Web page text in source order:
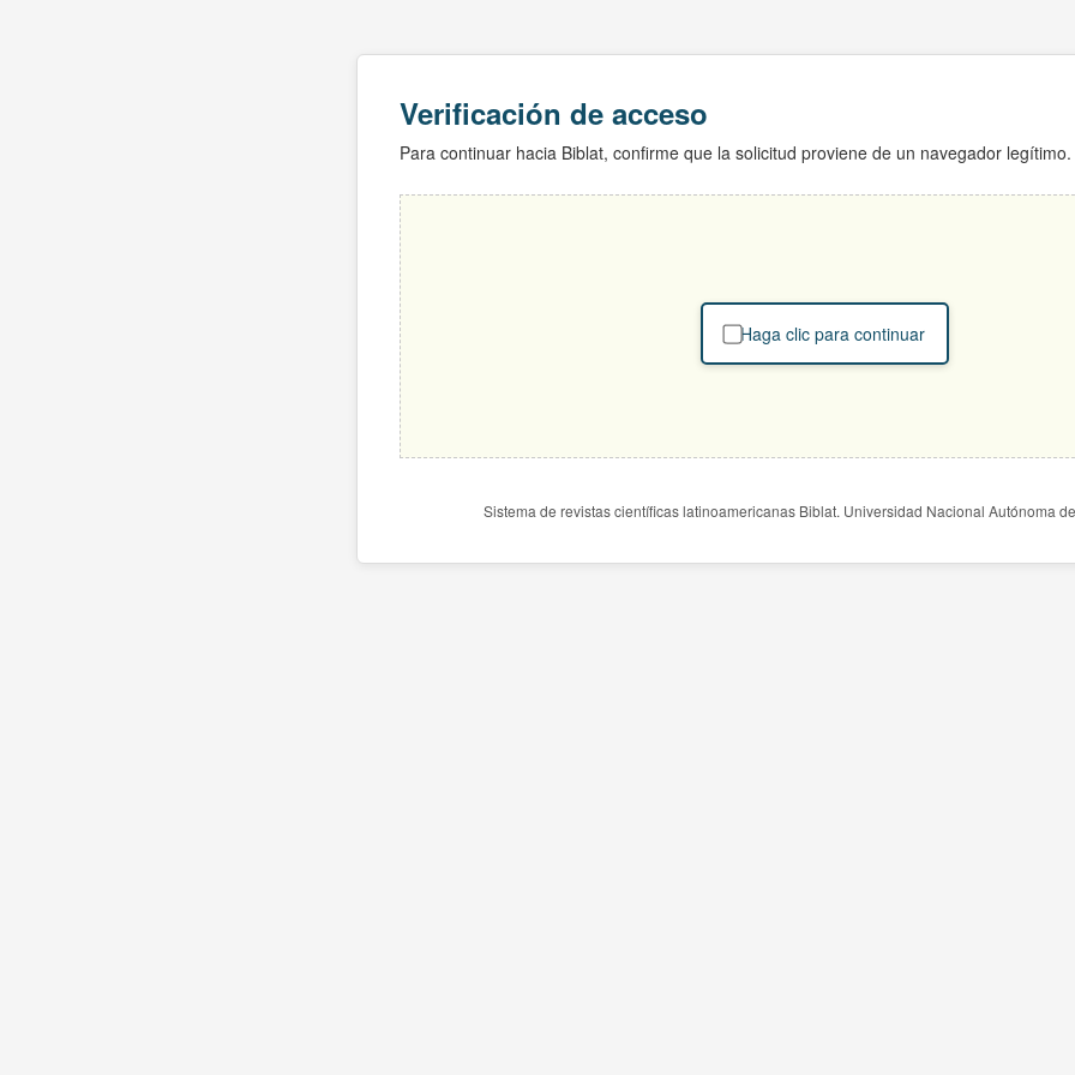
Verificación de acceso
Para continuar hacia Biblat, confirme que la solicitud proviene de un navegador legítimo.
Haga clic para continuar
Sistema de revistas científicas latinoamericanas Biblat. Universidad Nacional Autónoma